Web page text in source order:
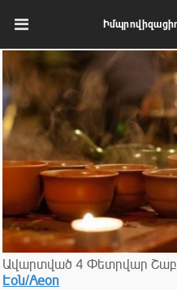
Ավարտված 4 Փետրվար
Էօն/Aeon